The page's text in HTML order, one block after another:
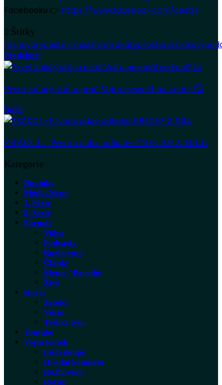
Facebooku 👉 https://www.facebook.com/cestrs
Štítky
rozhovorycestmircestmirstrakatyprostorxstrakaty
Předchozí
První kulatý stůl a proč Vojta neseděl na koni? 🤔
Další
ZRÁDCI – První zrádce odhalen? RECAP 2. DÍLU
Kategorie
Novinky
Média News
1. Série
2. Série
Formát
Videa
Podcasty
Rozhovory
Články
Meme / Parodie
Živě
Hráči
Zrádci
Věrní
Tvůrčí tým
Youtube
Vojta Kotek
Liščí doupě
Hradní komnata
Rozhovory
Recap